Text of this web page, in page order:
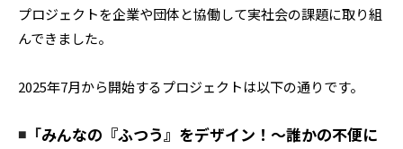
プロジェクトを企業や団体と協働して実社会の課題に取り組
んできました。
2025年7月から開始するプロジェクトは以下の通りです。
◾️「みんなの『ふつう』をデザイン！〜誰かの不便に